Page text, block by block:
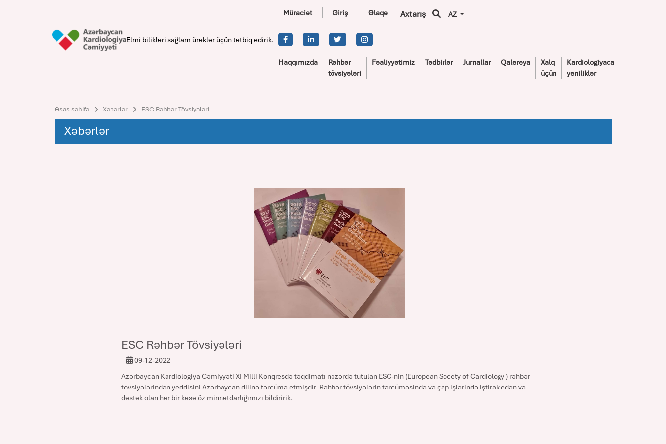
Elmi bilikləri sağlam ürəklər üçün tətbiq edirik.
Müraciət Giriş Əlaqə Axtarış AZ
Haqqımızda
Rəhbər
tövsiyələri
Fəaliyyətimiz Tədbirlər Jurnallar Qalereya
Xalq
üçün
Kardiologiyada
yeniliklər
Əsas səhifə Xəbərlər ESC Rəhbər Tövsiyələri
Xəbərlər
ESC Rəhbər Tövsiyələri
09-12-2022
Azərbaycan Kardiologiya Cəmiyyəti XI Milli Konqresdə təqdimatı nəzərdə tutulan ESC-nin (European Socety of Cardiology ) rəhbər
tovsiyələrindən yeddisini Azərbaycan dilinə tərcümə etmişdir. Rəhbər tövsiyələrin tərcüməsində və çap işlərində iştirak edən və
dəstək olan hər bir kəsə öz minnətdarlığımızı bildiririk.